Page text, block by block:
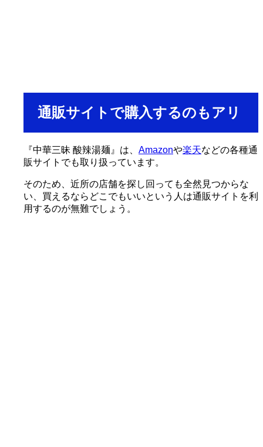
通販サイトで購入するのもアリ
『中華三昧 酸辣湯麺』は、 Amazonや楽天などの各種通
販サイトでも取り扱っています。
そのため、近所の店舗を探し回っても全然見つからな
い、買えるならどこでもいいという人は通販サイトを利
用するのが無難でしょう。